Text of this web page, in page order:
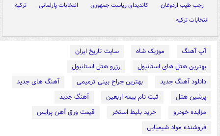
رجب طیب اردوغان کاندیدای ریاست جمهوری انتخابات پارلمانی
ترکیه
انتخابات ترکیه
آپ آهنگ موزیک شاه
سایت تاریخ ایران
بهترین هتل های استانبول
رزرو هتل استانبول
دانلود آهنگ جدید
بهترین جراح بینی ترمیمی
آهنگ های جدید
پرشین هتل
ثبت نام بیمه اربعین
آهنگ جدید
مزایده خودرو
خرید بلیط استخر
قیمت ورق آهن پرایس
فروشنده مواد شیمیایی